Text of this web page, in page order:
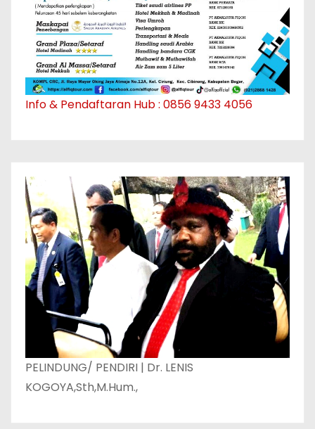
Info & Pendaftaran Hub : 0856 9433 4056
PELINDUNG/ PENDIRI | Dr. LENIS
KOGOYA,Sth,M.Hum.,